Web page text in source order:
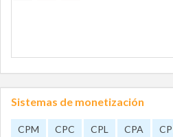
Sistemas de monetización
CPM CPC CPL CPA